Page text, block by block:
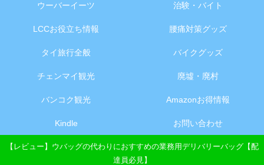
ウーバーイーツ 治験・バイト
LCCお役立ち情報 腰痛対策グッズ
タイ旅行全般 バイクグッズ
チェンマイ観光 廃墟・廃村
バンコク観光 Amazonお得情報
Kindle お問い合わせ
【レビュー】ウバッグの代わりにおすすめの業務用デリバリーバッグ【配
達員必見】